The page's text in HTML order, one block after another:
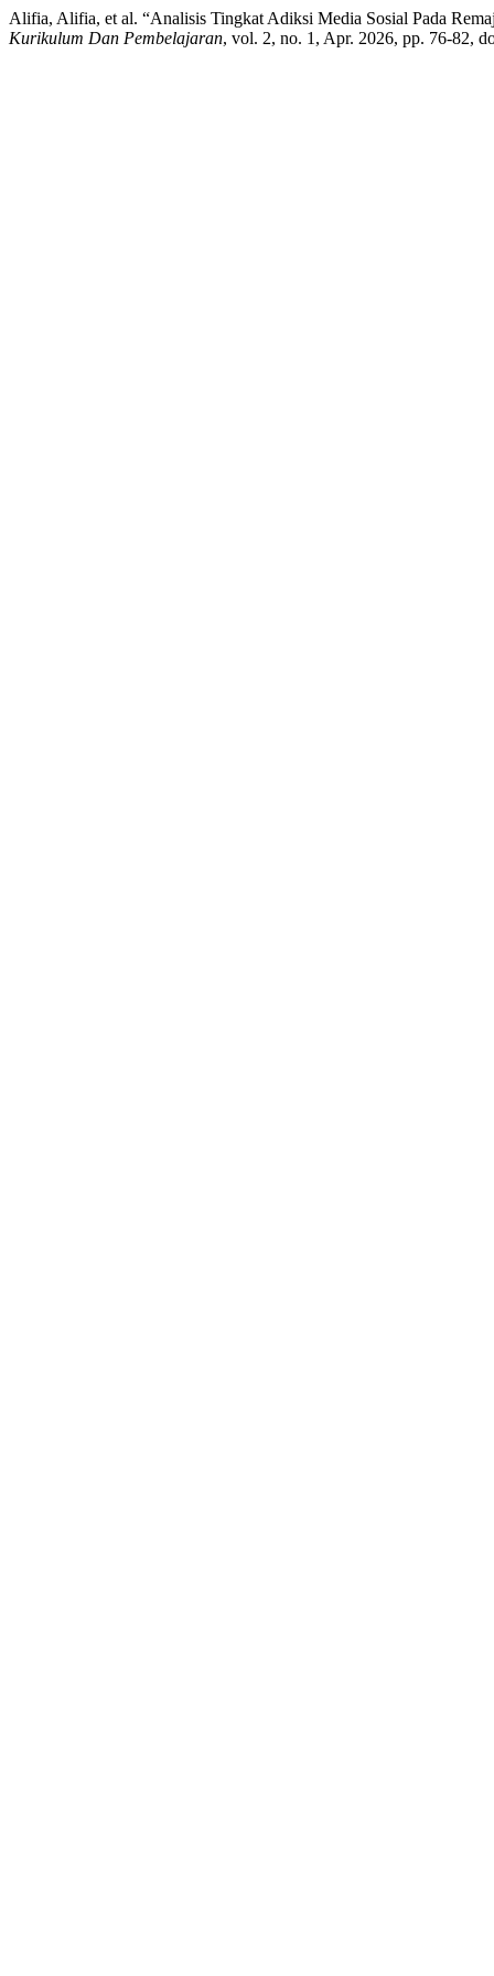
Alifia, Alifia, et al. “Analisis Tingkat Adiksi Media Sosial Pada
Kurikulum Dan Pembelajaran, vol. 2, no. 1, Apr. 2026, pp. 76-82,